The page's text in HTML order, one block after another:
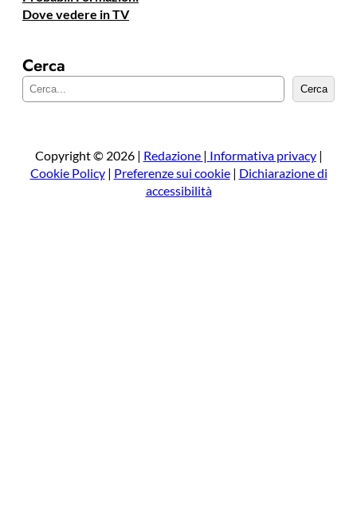
Dove vedere in TV
Cerca
e
a
Cerca
Copyright © 2026 | Redazione | Informativa privacy|
Cookie Policy| Preferenze sui cookie| Dichiarazione di
accessibilità